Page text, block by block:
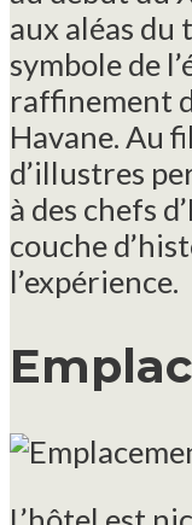
aux aléas du
symbole de
raffinement
Havane. Au
d’illustres
à des chefs
couche
l’expérience.